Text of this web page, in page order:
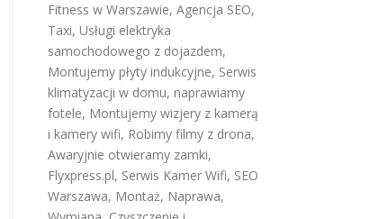
Fitness w Warszawie, Agencja SEO,
Taxi, Usługi elektryka
samochodowego z dojazdem,
Montujemy płyty indukcyjne, Serwis
klimatyzacji w domu, naprawiamy
fotele, Montujemy wizjery z kamerą
i kamery wifi, Robimy filmy z drona,
Awaryjnie otwieramy zamki,
Flyxpress.pl, Serwis Kamer Wifi, SEO
Warszawa, Montaż, Naprawa,